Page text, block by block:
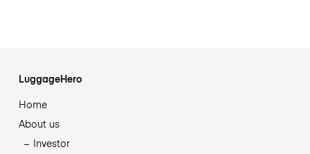
LuggageHero
Home
About us
Investor